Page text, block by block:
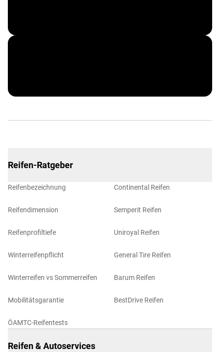
Reifen-Ratgeber
Reifenbezeichnung
Reifendimension
Reifenprofiltiefe
Winterreifenpflicht
Winterreifen vs Sommerreifen
Mobilitätsgarantie
ÖAMTC-Reifentests
Continental Reifen
Semperit Reifen
Uniroyal Reifen
General Tire Reifen
Barum Reifen
BestDrive Reifen
Reifen & Autoservices